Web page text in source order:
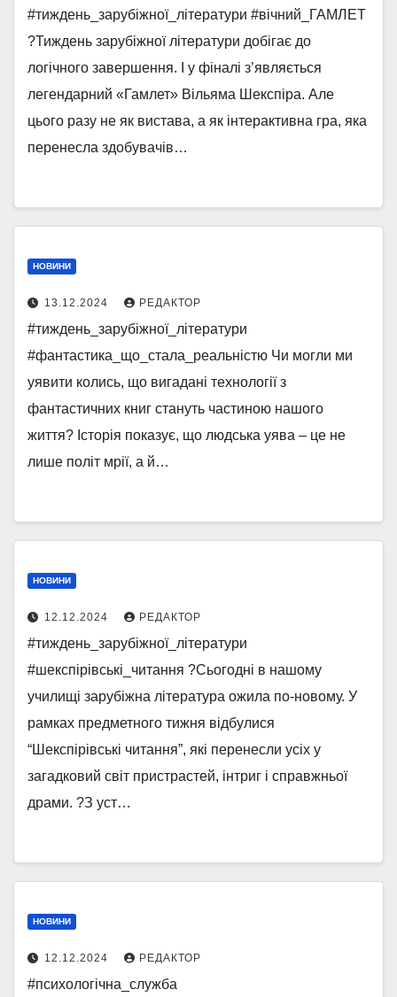
#тиждень_зарубіжної_літератури #вічний_ГАМЛЕТ
?Тиждень зарубіжної літератури добігає до
логічного завершення. І у фіналі з’являється
легендарний «Гамлет» Вільяма Шекспіра. Але
цього разу не як вистава, а як інтерактивна гра, яка
перенесла здобувачів…
НОВИНИ
13.12.2024 РЕДАКТОР
#тиждень_зарубіжної_літератури
#фантастика_що_стала_реальністю Чи могли ми
уявити колись, що вигадані технології з
фантастичних книг стануть частиною нашого
життя? Історія показує, що людська уява – це не
лише політ мрії, а й…
НОВИНИ
12.12.2024 РЕДАКТОР
#тиждень_зарубіжної_літератури
#шекспірівські_читання ?Сьогодні в нашому
училищі зарубіжна література ожила по-новому. У
рамках предметного тижня відбулися
“Шекспірівські читання”, які перенесли усіх у
загадковий світ пристрастей, інтриг і справжньої
драми. ?З уст…
НОВИНИ
12.12.2024 РЕДАКТОР
#психологічна_служба